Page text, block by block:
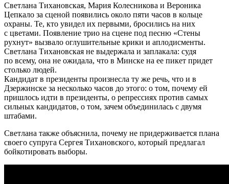
Светлана Тихановская, Мария Колесникова и Вероника
Цепкало за сценой появились около пяти часов в кольце
охраны. Те, кто увидел их первыми, бросились на них
с цветами. Появление трио на сцене под песню «Стены
рухнут» вызвало оглушительные крики и аплодисменты.
Светлана Тихановская не выдержала и заплакала: судя
по всему, она не ожидала, что в Минске на ее пикет придет
столько людей.
Кандидат в президенты произнесла ту же речь, что и в
Дзержинске за несколько часов до этого: о том, почему ей
пришлось идти в президенты, о репрессиях против самых
сильных кандидатов, о том, зачем объединилась с двумя
штабами.
Светлана также объяснила, почему не придерживается плана
своего супруга Сергея Тихановского, который предлагал
бойкотировать выборы.